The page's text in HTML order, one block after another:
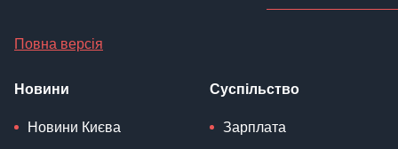
Повна версія
Новини
Новини Києва
Суспільство
Зарплата